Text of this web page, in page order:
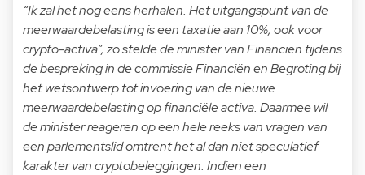
“Ik zal het nog eens herhalen. Het uitgangspunt van de
meerwaardebelasting is een taxatie aan 10%, ook voor
crypto-activa”, zo stelde de minister van Financiën tijdens
de bespreking in de commissie Financiën en Begroting bij
het wetsontwerp tot invoering van de nieuwe
meerwaardebelasting op financiële activa. Daarmee wil
de minister reageren op een hele reeks van vragen van
een parlementslid omtrent het al dan niet speculatief
karakter van cryptobeleggingen. Indien een